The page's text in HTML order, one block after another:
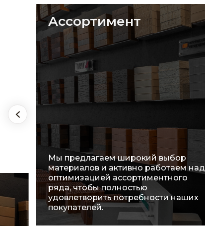
Ассортимент
Мы предлагаем широкий выбор
материалов и активно работаем над
оптимизацией ассортиментного
ряда, чтобы полностью
удовлетворить потребности наших
покупателей.